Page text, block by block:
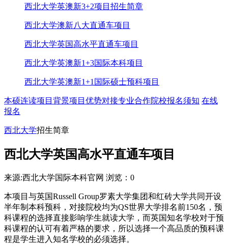
西北大学英澳新3+2项目招生简章
西北大学澳新八大直通车项目
西北大学英国高水平直通车项目
西北大学英澳新1+3国际本科项目
西北大学英澳新1+1国际硕士预科项目
本硕连读项目背景项目优势对接专业合作院校报名须知 在线
报名
西北大学招生简章
西北大学英国高水平直通车项目
来源:西北大学国际本科官网 浏览： 0
本项目与英国Russell Group罗素大学集团和红砖大学共同开设
半年制本科预科，对接院校均为QS世界大学排名前150名，预
科课程的选择直接影响学生就读大学，而英国知名学校对于预
科课程的认可有着严格的要求，所以选择一个高品质的预科课
程是学生进入知名学校的必须选择。